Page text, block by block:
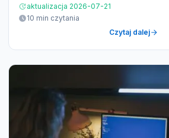
aktualizacja 2026-07-21
10 min czytania
Czytaj dalej